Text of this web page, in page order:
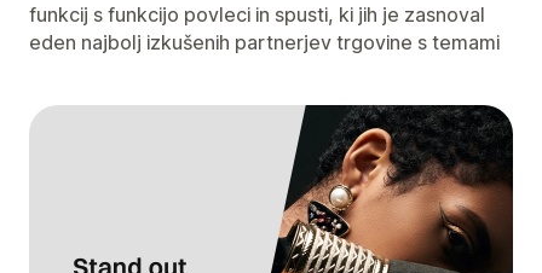
funkcij s funkcijo povleci in spusti, ki jih je zasnoval
eden najbolj izkušenih partnerjev trgovine s temami